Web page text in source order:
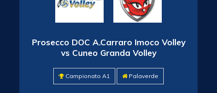
Prosecco DOC A.Carraro Imoco Volley
vs Cuneo Granda Volley
Campionato A1 Palaverde